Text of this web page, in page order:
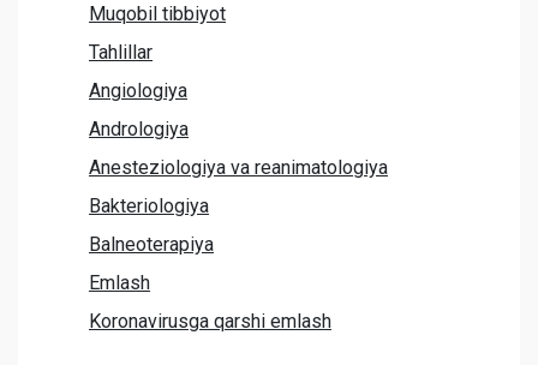
Muqobil tibbiyot
Tahlillar
Angiologiya
Andrologiya
Anesteziologiya va reanimatologiya
Bakteriologiya
Balneoterapiya
Emlash
Koronavirusga qarshi emlash